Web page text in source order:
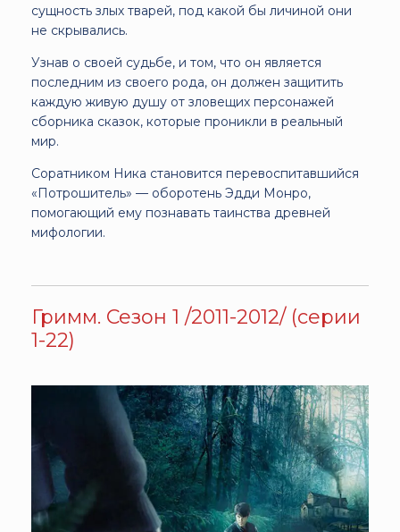
сущность злых тварей, под какой бы личиной они
не скрывались.
Узнав о своей судьбе, и том, что он является
последним из своего рода, он должен защитить
каждую живую душу от зловещих персонажей
сборника сказок, которые проникли в реальный
мир.
Соратником Ника становится перевоспитавшийся
«Потрошитель» — оборотень Эдди Монро,
помогающий ему познавать таинства древней
мифологии.
Гримм. Сезон 1 /2011-2012/ (серии
1-22)